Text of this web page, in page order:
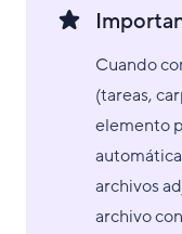
Cuando
(tareas,
elemento
archivos
archivo